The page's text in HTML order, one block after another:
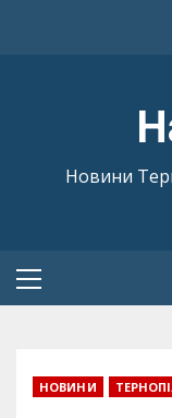
Новини
Primary
НОВИНИ